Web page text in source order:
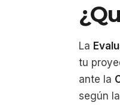
La
tu
ante la
según